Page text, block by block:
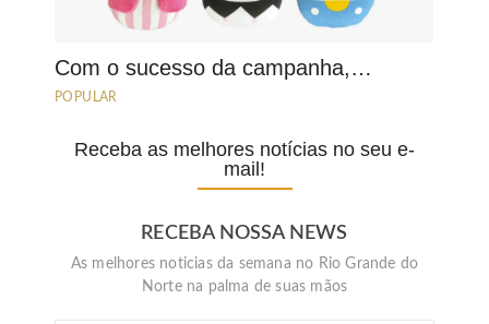
Com o sucesso da campanha,…
POPULAR
Receba as melhores notícias no seu e-
mail!
RECEBA NOSSA NEWS
As melhores noticias da semana no Rio Grande do
Norte na palma de suas mãos